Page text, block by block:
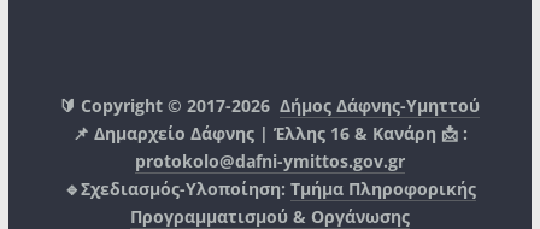
🔰 Copyright © 2017-2026Δήμος Δάφνης-Υμηττού
📌 Δημαρχείο Δάφνης | Έλλης 16 & Κανάρη 📩 :
protokolo@dafni-ymittos.gov.gr
🔹Σχεδιασμός-Υλοποίηση: Τμήμα Πληροφορικής
Προγραμματισμού & Οργάνωσης